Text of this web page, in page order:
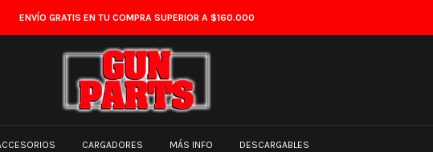
ENVÍO GRATIS EN TU COMPRA SUPERIOR A $160.000
CARGADORES MÁS INFO DESCARGABLES